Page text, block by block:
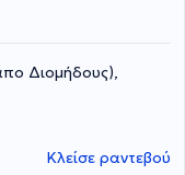
Διομήδους),
Κλείσε ραντεβού